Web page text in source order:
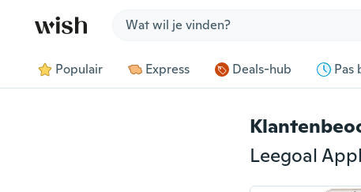
Populair Express Deals-hub Pas